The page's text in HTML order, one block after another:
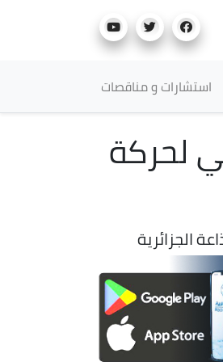
استشارات و مناقصات
لحركة
الجزائرية